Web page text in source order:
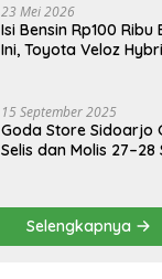
23 Mei 2026
Isi Bensin Rp100
Ini, Toyota Veloz
15 September 2025
Goda Store Sidoarjo
Selis dan Molis
Selengkapnya